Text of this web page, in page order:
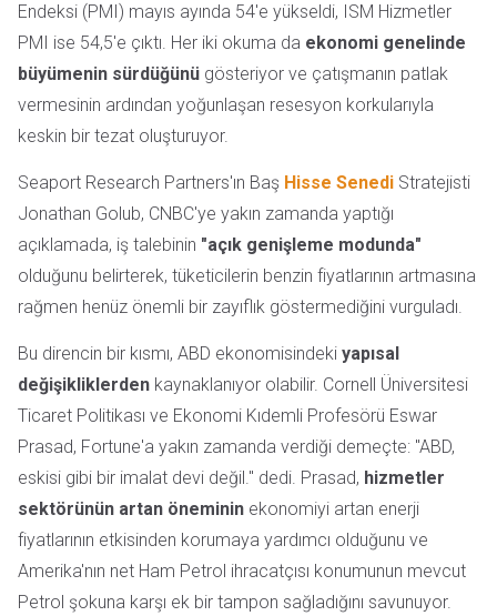
Endeksi (PMI) mayıs ayında 54'e yükseldi, ISM Hizmetler
PMI ise 54,5'e çıktı. Her iki okuma da ekonomi genelinde
büyümenin sürdüğünü gösteriyor ve çatışmanın patlak
vermesinin ardından yoğunlaşan resesyon korkularıyla
keskin bir tezat oluşturuyor.
Seaport Research Partners'ın Baş Hisse Senedi Stratejisti
Jonathan Golub, CNBC'ye yakın zamanda yaptığı
açıklamada, iş talebinin "açık genişleme modunda"
olduğunu belirterek, tüketicilerin benzin fiyatlarının artmasına
rağmen henüz önemli bir zayıflık göstermediğini vurguladı.
Bu direncin bir kısmı, ABD ekonomisindeki yapısal
değişikliklerden kaynaklanıyor olabilir. Cornell Üniversitesi
Ticaret Politikası ve Ekonomi Kıdemli Profesörü Eswar
Prasad, Fortune'a yakın zamanda verdiği demeçte: "ABD,
eskisi gibi bir imalat devi değil." dedi. Prasad, hizmetler
sektörünün artan öneminin ekonomiyi artan enerji
fiyatlarının etkisinden korumaya yardımcı olduğunu ve
Amerika'nın net Ham Petrol ihracatçısı konumunun mevcut
Petrol şokuna karşı ek bir tampon sağladığını savunuyor.